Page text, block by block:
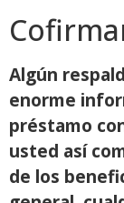
Algún
enorme
préstamo
usted así­
de los